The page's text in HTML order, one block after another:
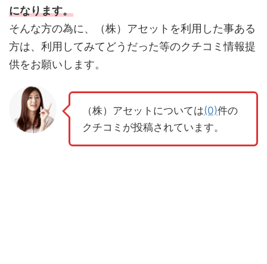
になります。
そんな方の為に、（株）アセットを利用した事ある
方は、利用してみてどうだった等のクチコミ情報提
供をお願いします。
（株）アセットについては(0)件の
クチコミが投稿されています。